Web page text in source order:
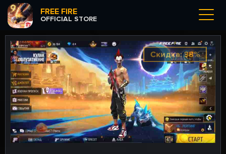
FREE FIRE
OFFICIAL STORE
Скидка: 38%